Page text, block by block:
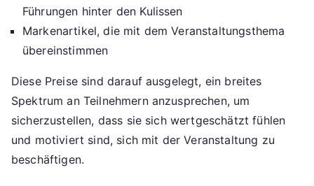
Führungen hinter den Kulissen
Markenartikel, die mit dem Veranstaltungsthema
übereinstimmen
Diese Preise sind darauf ausgelegt, ein breites
Spektrum an Teilnehmern anzusprechen, um
sicherzustellen, dass sie sich wertgeschätzt fühlen
und motiviert sind, sich mit der Veranstaltung zu
beschäftigen.